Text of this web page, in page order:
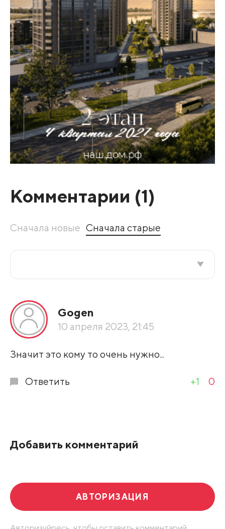
Комментарии (1)
Сначала новые Сначала старые
По рейтингу
Gogen
10 апреля 2023, 21:45
Значит это кому то очень нужно...
Ответить +1 0
Добавить комментарий
АВТОРИЗАЦИЯ